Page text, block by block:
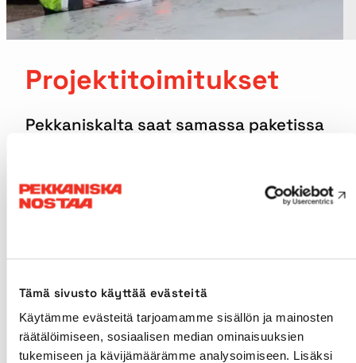
Tämä sivusto käyttää evästeitä
Käytämme evästeitä tarjoamamme sisällön ja mainosten
räätälöimiseen, sosiaalisen median ominaisuuksien
tukemiseen ja kävijämäärämme analysoimiseen. Lisäksi
Projektitoimitukset
Pekkaniskalta saat samassa paketissa
palvelut.
kaivosteollisuuden, öljy- ja kaasuteollisuuden
erityisosaamiseen – olemme toimittaneet
mainituille aloille projektipalveluita jo
vuosikymmenien ajan!